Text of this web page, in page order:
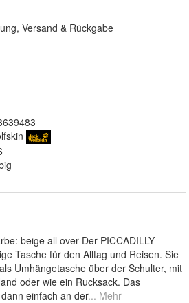
Versand & Rückgabe
beige all over Der PICCADILLY
Tasche für den Alltag und Reisen. Sie
Umhängetasche über der Schulter, mit
oder wie ein Rucksack. Das
einfach an der... Mehr